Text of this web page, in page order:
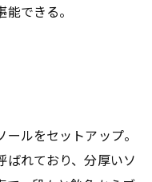
できる。
ルをセットアップ。
ばれており、分厚いソ